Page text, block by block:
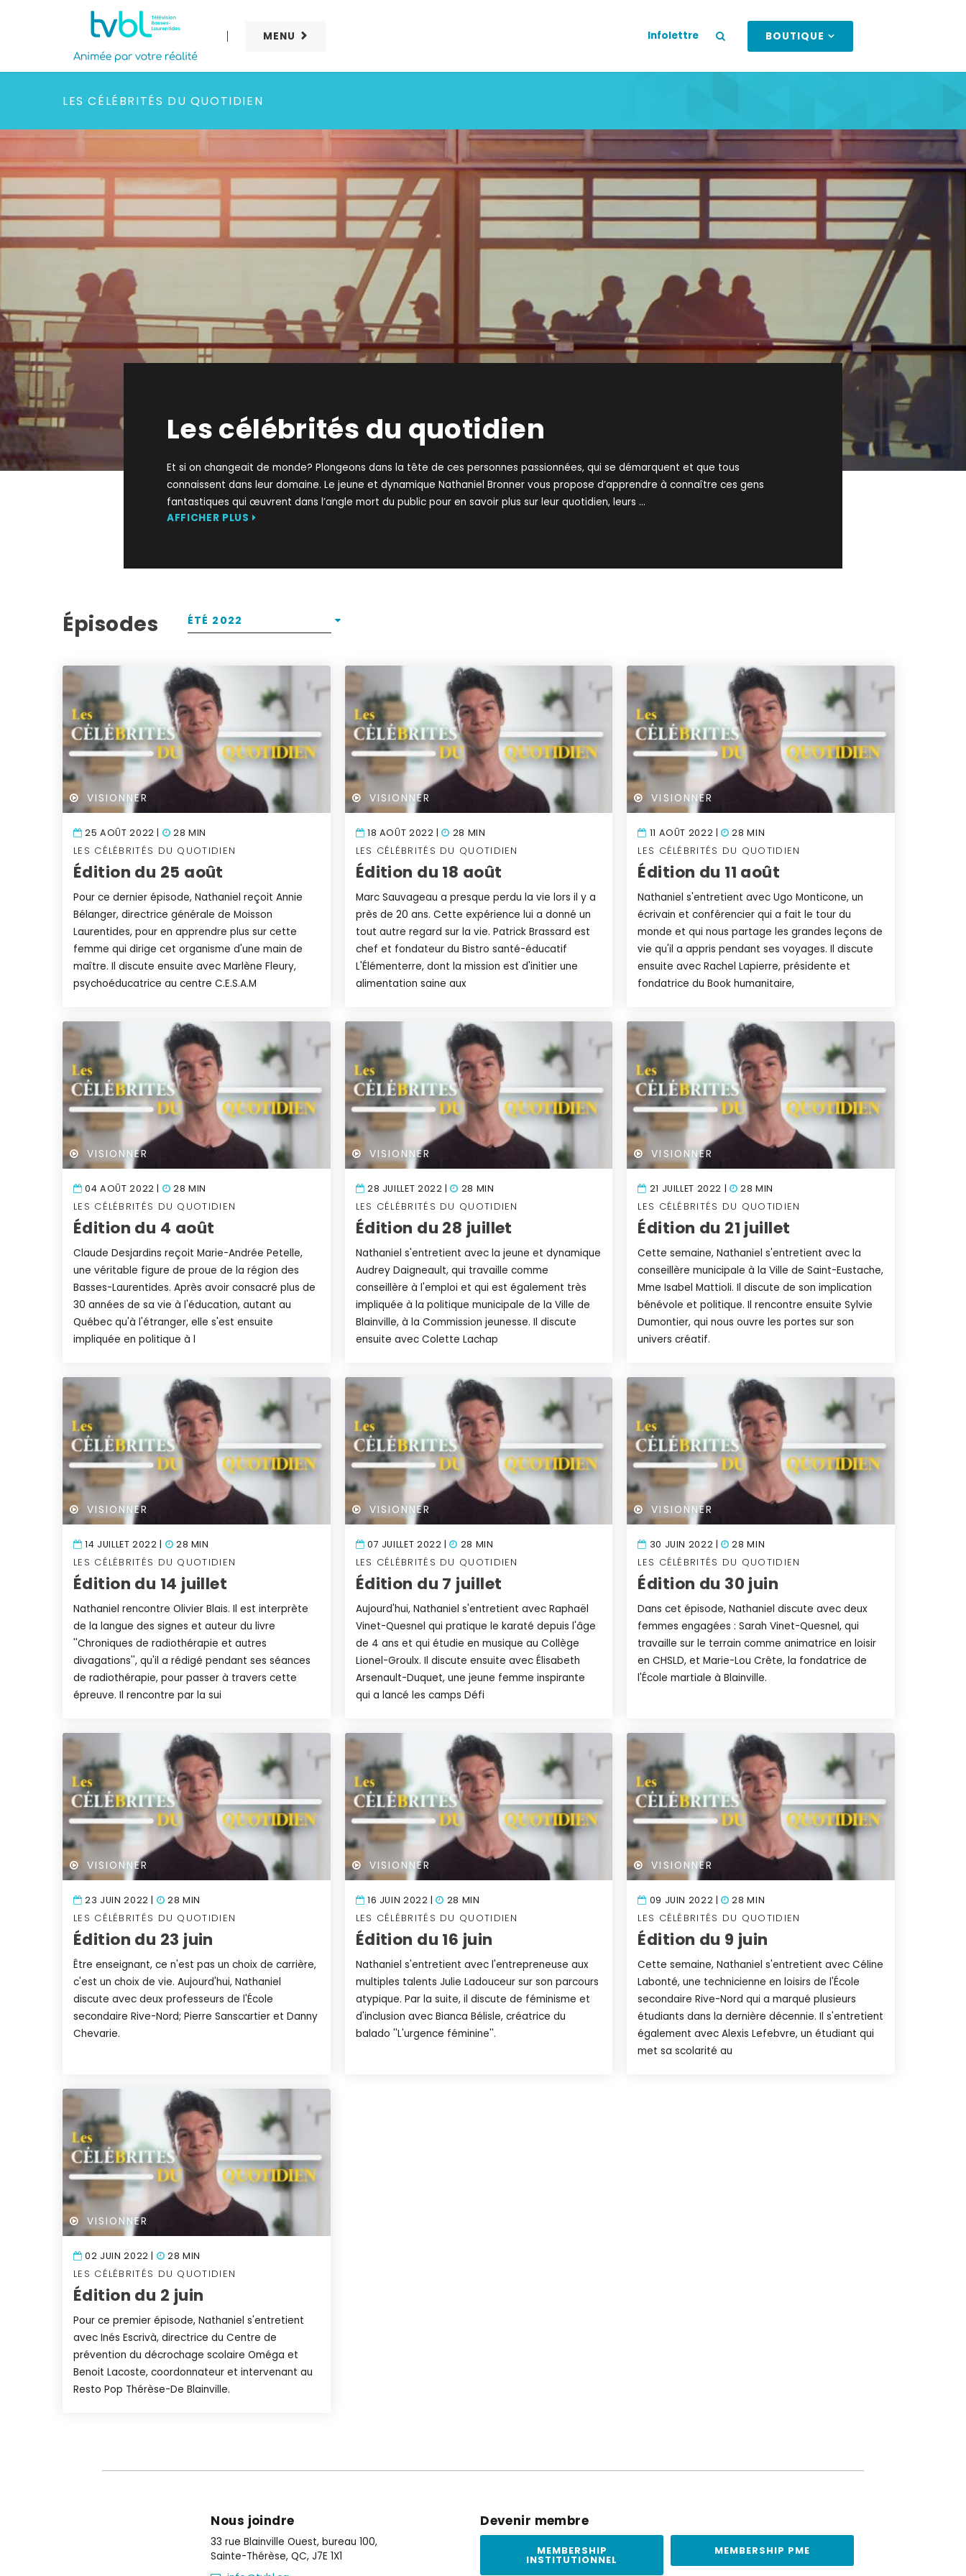
MENU Infolettre BOUTIQUE
LES CÉLÉBRITÉS DU QUOTIDIEN
Les célébrités du quotidien
Et si on changeait de monde? Plongeons dans la tête de ces personnes passionnées, qui se démarquent et que tous
connaissent dans leur domaine. Le jeune et dynamique Nathaniel Bronner vous propose d’apprendre à connaître ces gens
fantastiques qui œuvrent dans l’angle mort du public pour en savoir plus sur leur quotidien, leurs ...
AFFICHER PLUS
Épisodes ÉTÉ 2022
VISIONNER
25 AOÛT 2022 | 28 MIN
LES CÉLÉBRITÉS DU QUOTIDIEN
Édition du 25 août
Pour ce dernier épisode, Nathaniel reçoit Annie
Bélanger, directrice générale de Moisson
Laurentides, pour en apprendre plus sur cette
femme qui dirige cet organisme d'une main de
maître. Il discute ensuite avec Marlène Fleury,
psychoéducatrice au centre C.E.S.A.M
VISIONNER
18 AOÛT 2022 | 28 MIN
LES CÉLÉBRITÉS DU QUOTIDIEN
Édition du 18 août
Marc Sauvageau a presque perdu la vie lors il y a
près de 20 ans. Cette expérience lui a donné un
tout autre regard sur la vie. Patrick Brassard est
chef et fondateur du Bistro santé-éducatif
L'Élémenterre, dont la mission est d'initier une
alimentation saine aux
VISIONNER
11 AOÛT 2022 | 28 MIN
LES CÉLÉBRITÉS DU QUOTIDIEN
Édition du 11 août
Nathaniel s'entretient avec Ugo Monticone, un
écrivain et conférencier qui a fait le tour du
monde et qui nous partage les grandes leçons de
vie qu'il a appris pendant ses voyages. Il discute
ensuite avec Rachel Lapierre, présidente et
fondatrice du Book humanitaire,
VISIONNER
04 AOÛT 2022 | 28 MIN
LES CÉLÉBRITÉS DU QUOTIDIEN
Édition du 4 août
Claude Desjardins reçoit Marie-Andrée Petelle,
une véritable figure de proue de la région des
Basses-Laurentides. Après avoir consacré plus de
30 années de sa vie à l'éducation, autant au
Québec qu'à l'étranger, elle s'est ensuite
impliquée en politique à l
VISIONNER
28 JUILLET 2022 | 28 MIN
LES CÉLÉBRITÉS DU QUOTIDIEN
Édition du 28 juillet
Nathaniel s'entretient avec la jeune et dynamique
Audrey Daigneault, qui travaille comme
conseillère à l'emploi et qui est également très
impliquée à la politique municipale de la Ville de
Blainville, à la Commission jeunesse. Il discute
ensuite avec Colette Lachap
VISIONNER
21 JUILLET 2022 | 28 MIN
LES CÉLÉBRITÉS DU QUOTIDIEN
Édition du 21 juillet
Cette semaine, Nathaniel s'entretient avec la
conseillère municipale à la Ville de Saint-Eustache,
Mme Isabel Mattioli. Il discute de son implication
bénévole et politique. Il rencontre ensuite Sylvie
Dumontier, qui nous ouvre les portes sur son
univers créatif.
VISIONNER
14 JUILLET 2022 | 28 MIN
LES CÉLÉBRITÉS DU QUOTIDIEN
Édition du 14 juillet
Nathaniel rencontre Olivier Blais. Il est interprète
de la langue des signes et auteur du livre
''Chroniques de radiothérapie et autres
divagations'', qu'il a rédigé pendant ses séances
de radiothérapie, pour passer à travers cette
épreuve. Il rencontre par la sui
VISIONNER
07 JUILLET 2022 | 28 MIN
LES CÉLÉBRITÉS DU QUOTIDIEN
Édition du 7 juillet
Aujourd'hui, Nathaniel s'entretient avec Raphaël
Vinet-Quesnel qui pratique le karaté depuis l'âge
de 4 ans et qui étudie en musique au Collège
Lionel-Groulx. Il discute ensuite avec Élisabeth
Arsenault-Duquet, une jeune femme inspirante
qui a lancé les camps Défi
VISIONNER
30 JUIN 2022 | 28 MIN
LES CÉLÉBRITÉS DU QUOTIDIEN
Édition du 30 juin
Dans cet épisode, Nathaniel discute avec deux
femmes engagées : Sarah Vinet-Quesnel, qui
travaille sur le terrain comme animatrice en loisir
en CHSLD, et Marie-Lou Crête, la fondatrice de
l'École martiale à Blainville.
VISIONNER
23 JUIN 2022 | 28 MIN
LES CÉLÉBRITÉS DU QUOTIDIEN
Édition du 23 juin
Être enseignant, ce n'est pas un choix de carrière,
c'est un choix de vie. Aujourd'hui, Nathaniel
discute avec deux professeurs de l'École
secondaire Rive-Nord; Pierre Sanscartier et Danny
Chevarie.
VISIONNER
16 JUIN 2022 | 28 MIN
LES CÉLÉBRITÉS DU QUOTIDIEN
Édition du 16 juin
Nathaniel s'entretient avec l'entrepreneuse aux
multiples talents Julie Ladouceur sur son parcours
atypique. Par la suite, il discute de féminisme et
d'inclusion avec Bianca Bélisle, créatrice du
balado ''L'urgence féminine''.
VISIONNER
09 JUIN 2022 | 28 MIN
LES CÉLÉBRITÉS DU QUOTIDIEN
Édition du 9 juin
Cette semaine, Nathaniel s'entretient avec Céline
Labonté, une technicienne en loisirs de l'École
secondaire Rive-Nord qui a marqué plusieurs
étudiants dans la dernière décennie. Il s'entretient
également avec Alexis Lefebvre, un étudiant qui
met sa scolarité au
VISIONNER
02 JUIN 2022 | 28 MIN
LES CÉLÉBRITÉS DU QUOTIDIEN
Édition du 2 juin
Pour ce premier épisode, Nathaniel s'entretient
avec Inés Escrivà, directrice du Centre de
prévention du décrochage scolaire Oméga et
Benoit Lacoste, coordonnateur et intervenant au
Resto Pop Thérèse-De Blainville.
Nous joindre
33 rue Blainville Ouest, bureau 100,
Sainte-Thérèse, QC, J7E 1X1
Devenir membre
MEMBERSHIP
INSTITUTIONNEL
MEMBERSHIP PME